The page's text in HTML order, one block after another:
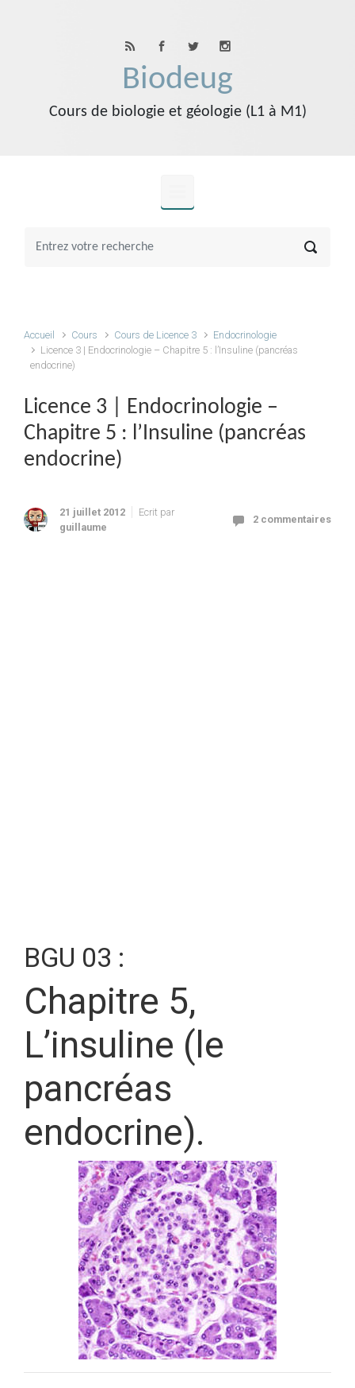
Biodeug
Cours de biologie et géologie (L1 à M1)
Accueil Cours Cours de Licence 3
Endocrinologie
Licence 3 | Endocrinologie – Chapitre 5 : l’Insuline (pancréas
endocrine)
Licence 3 | Endocrinologie –
Chapitre 5 : l’Insuline (pancréas
endocrine)
21 juillet 2012
Ecrit par
guillaume
2 commentaires
BGU 03 :
Chapitre 5,
L’insuline (le
pancréas
endocrine).